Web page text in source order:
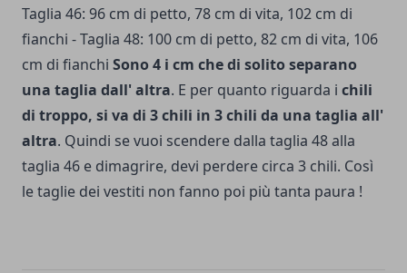
Taglia 46: 96 cm di petto, 78 cm di vita, 102 cm di
fianchi - Taglia 48: 100 cm di petto, 82 cm di vita, 106
cm di fianchi Sono 4 i cm che di solito separano
una ta­glia dall' altra. E per quanto riguarda i chili
di troppo, si va di 3 chili in 3 chili da una taglia all'
altra. Quin­di se vuoi scendere dalla taglia 48 alla
taglia 46 e dimagrire, devi perdere circa 3 chili. Così
le taglie dei vestiti non fanno poi più tanta paura !